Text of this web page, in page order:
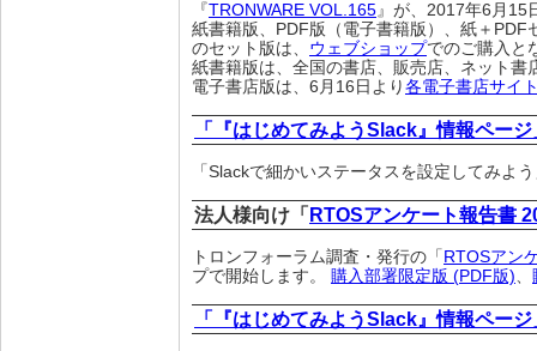
『TRONWARE VOL.165』が、2017年6月15
紙書籍版、PDF版（電子書籍版）、紙＋
のセット版は、 ウェブショップでのご購入と
紙書籍版は、全国の書店、販売店、ネット書
電子書店版は、6月16日より 各電子書店サイ
「『はじめてみようSlack』情報ページ
「Slackで細かいステータスを設定してみよ
法人様向け「 RTOSアンケート報告書
トロンフォーラム調査・発行の「 RTOSアン
プで開始します。 購入部署限定版 (PDF版)、
「『はじめてみようSlack』情報ページ